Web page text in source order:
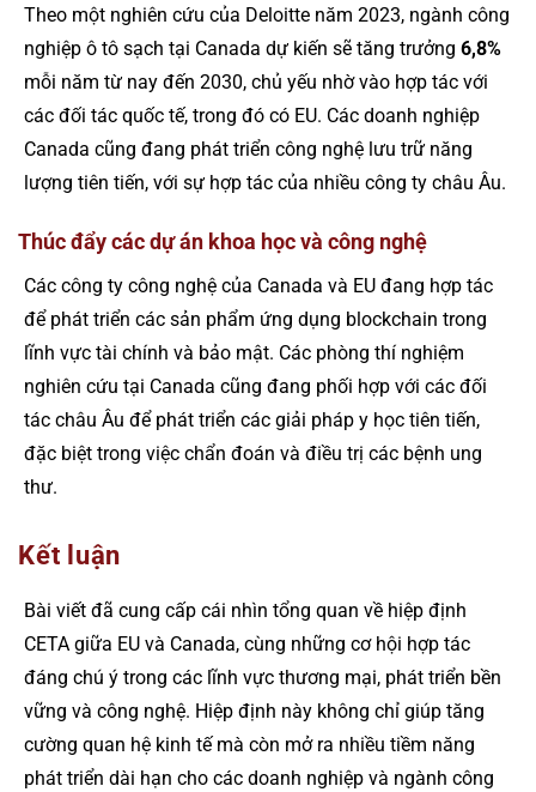
Theo một nghiên cứu của Deloitte năm 2023, ngành công
nghiệp ô tô sạch tại Canada dự kiến sẽ tăng trưởng 6,8%
mỗi năm từ nay đến 2030, chủ yếu nhờ vào hợp tác với
các đối tác quốc tế, trong đó có EU. Các doanh nghiệp
Canada cũng đang phát triển công nghệ lưu trữ năng
lượng tiên tiến, với sự hợp tác của nhiều công ty châu Âu.
Thúc đẩy các dự án khoa học và công nghệ
Các công ty công nghệ của Canada và EU đang hợp tác
để phát triển các sản phẩm ứng dụng blockchain trong
lĩnh vực tài chính và bảo mật. Các phòng thí nghiệm
nghiên cứu tại Canada cũng đang phối hợp với các đối
tác châu Âu để phát triển các giải pháp y học tiên tiến,
đặc biệt trong việc chẩn đoán và điều trị các bệnh ung
thư.
Kết luận
Bài viết đã cung cấp cái nhìn tổng quan về hiệp định
CETA giữa EU và Canada, cùng những cơ hội hợp tác
đáng chú ý trong các lĩnh vực thương mại, phát triển bền
vững và công nghệ. Hiệp định này không chỉ giúp tăng
cường quan hệ kinh tế mà còn mở ra nhiều tiềm năng
phát triển dài hạn cho các doanh nghiệp và ngành công